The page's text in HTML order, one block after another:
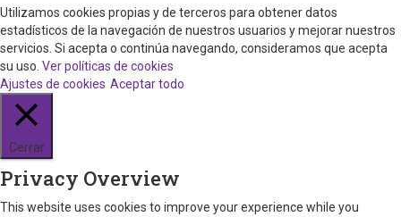
Utilizamos cookies propias y de terceros para obtener datos
estadísticos de la navegación de nuestros usuarios y mejorar nuestros
servicios. Si acepta o continúa navegando, consideramos que acepta
su uso. Ver políticas de cookies
Ajustes de cookies Aceptar todo
Cerrar
Privacy Overview
This website uses cookies to improve your experience while you